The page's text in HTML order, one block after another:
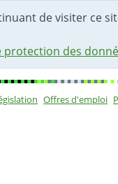
de visiter ce
des
Offres d'emploi